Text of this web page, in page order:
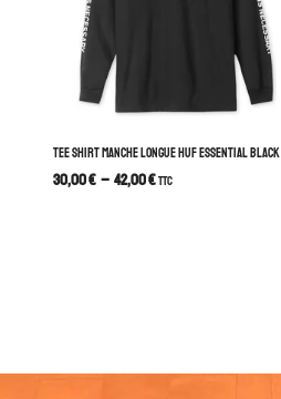
TEE SHIRT MANCHE LONGUE HUF ESSENTIAL BLACK
30,00€ – 42,00€TTC